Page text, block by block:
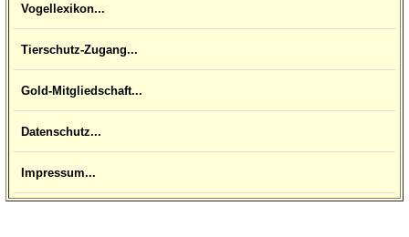
Vogellexikon...
Tierschutz-Zugang...
Gold-Mitgliedschaft...
Datenschutz...
Impressum...